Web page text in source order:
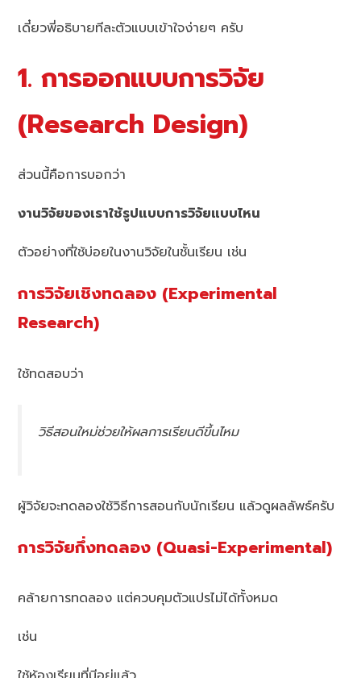
เดี๋ยวพี่อธิบายทีละตัวแบบเข้าใจง่ายๆ ครับ
1. การออกแบบการวิจัย
(Research Design)
ส่วนนี้คือการบอกว่า
งานวิจัยของเราใช้รูปแบบการวิจัยแบบไหน
ตัวอย่างที่ใช้บ่อยในงานวิจัยในชั้นเรียน เช่น
การวิจัยเชิงทดลอง (Experimental
Research)
ใช้ทดสอบว่า
วิธีสอนใหม่ช่วยให้ผลการเรียนดีขึ้นไหม
ผู้วิจัยจะทดลองใช้วิธีการสอนกับนักเรียน แล้วดูผลลัพธ์ครับ
การวิจัยกึ่งทดลอง (Quasi-Experimental)
คล้ายการทดลอง แต่ควบคุมตัวแปรไม่ได้ทั้งหมด
เช่น